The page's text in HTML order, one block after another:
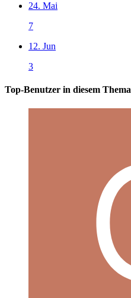
24. Mai
7
12. Jun
3
Top-Benutzer in diesem Thema